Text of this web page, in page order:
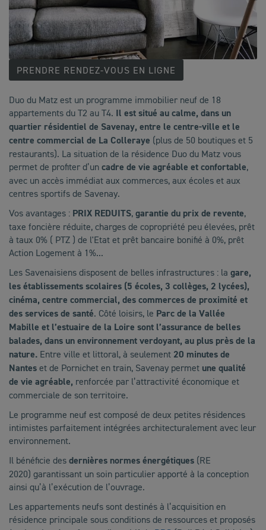
PRENDRE RENDEZ-VOUS EN LIGNE
Duo du Matz est un programme immobilier neuf de 18
appartements du T2 au T4. Il est situé au calme, dans un
quartier résidentiel de Savenay, entre le centre-ville et le
centre commercial de La Colleraye (plus de 50 boutiques et 5
restaurants). La situation de la résidence Duo du Matz vous
permet de profiter d’un cadre de vie agréable et confortable,
avec un accès immédiat aux commerces, aux écoles et aux
centres sportifs de Savenay.
Vos avantages : PRIX REDUITS, garantie du prix de revente,
taxe foncière réduite, charges de copropriété peu élevées, prêt
à taux 0% ( PTZ ) de l'Etat et prêt bancaire bonifié à 0%, prêt
Action Logement à 1%...
Les Savenaisiens disposent de belles infrastructures : la gare,
les établissements scolaires (5 écoles, 3 collèges, 2 lycées),
cinéma, centre commercial, des commerces de proximité et
des services de santé. Côté loisirs, le Parc de la Vallée
Mabille et l’estuaire de la Loire sont l’assurance de belles
balades, dans un environnement verdoyant, au plus près de la
nature. Entre ville et littoral, à seulement 20 minutes de
Nantes et de Pornichet en train, Savenay permet une qualité
de vie agréable, renforcée par l’attractivité économique et
commerciale de son territoire.
Le programme neuf est composé de deux petites résidences
intimistes parfaitement intégrées architecturalement avec leur
environnement.
Il bénéficie des dernières normes énergétiques (RE
2020) garantissant un soin particulier apporté à la conception
ainsi qu’à l’exécution de l’ouvrage.
Les appartements neufs sont destinés à l’acquisition en
résidence principale sous conditions de ressources et proposés